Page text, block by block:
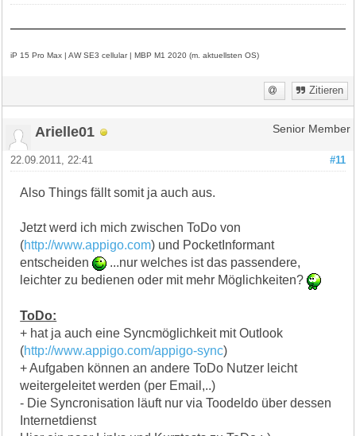
iP 15 Pro Max | AW SE3 cellular | MBP M1 2020 (m. aktuellsten OS)
Zitieren
Arielle01 Senior Member
#11
22.09.2011, 22:41
Also Things fällt somit ja auch aus.
Jetzt werd ich mich zwischen ToDo von
(http://www.appigo.com) und PocketInformant
entscheiden
...nur welches ist das passendere,
leichter zu bedienen oder mit mehr Möglichkeiten?
ToDo:
+ hat ja auch eine Syncmöglichkeit mit Outlook
(http://www.appigo.com/appigo-sync)
+ Aufgaben können an andere ToDo Nutzer leicht
weitergeleitet werden (per Email,..)
- Die Syncronisation läuft nur via Toodeldo über dessen
Internetdienst